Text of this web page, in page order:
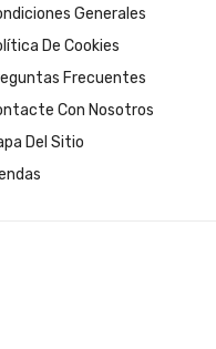
Generales
De Cookies
Frecuentes
Con Nosotros
Del Sitio